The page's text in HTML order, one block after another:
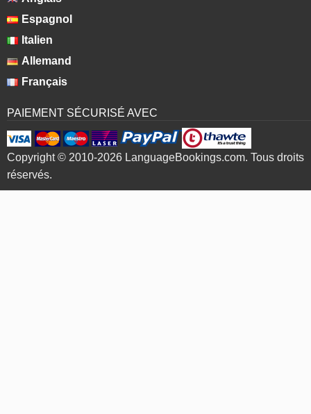
Espagnol
Italien
Allemand
Français
PAIEMENT SÉCURISÉ AVEC
Copyright © 2010-2026 LanguageBookings.com. Tous droits
réservés.